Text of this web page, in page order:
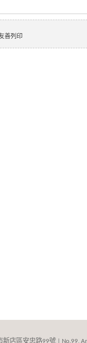
善列印
新店區安忠路99號 | No.99,